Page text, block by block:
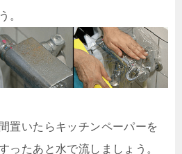
。
置いたらキッチンペーパーを
ったあと水で流しましょう。